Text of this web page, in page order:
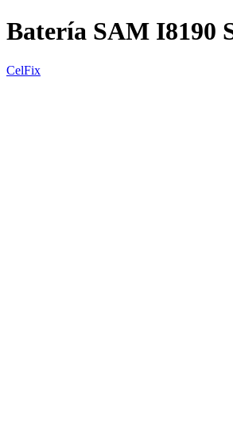
Batería SAM I8190
CelFix